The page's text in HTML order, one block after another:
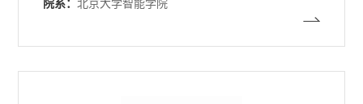
院系： 北京大学智能学院